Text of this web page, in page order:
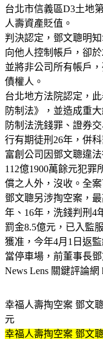
台北市信義區D3土地
人壽資產貶值。
判決認定，鄧文聰明
向他人控制帳戶，卻
並將非公司所有帳戶
債權人。
台北地方法院認定，
防制法》，並造成重
防制法洗錢罪、證券
行有期徒刑26年，併
富創公司因鄧文聰違
112億1900萬餘元犯
償之人外，沒收。全案
鄧文聰另涉掏空案，
年、16年，洗錢判刑4
罰金8.5億元，已入監
獲准，今年4月1日返
當停車場，前董事長
News Lens 關鍵評論網
幸福人壽掏空案 鄧文
元
幸福人壽掏空案 鄧文